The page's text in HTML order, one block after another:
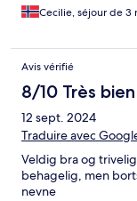
Cecilie, séjour de 3
Avis vérifié
8/10 Très bien
12 sept. 2024
Traduire avec
Veldig bra og
behagelig, men
nevne